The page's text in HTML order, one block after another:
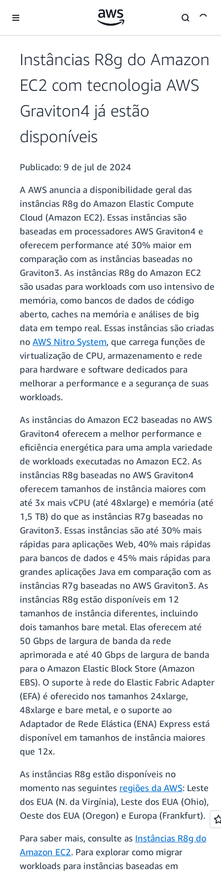
Pular para o conteúdo principal
Instâncias R8g do Amazon
EC2 com tecnologia AWS
Graviton4 já estão
disponíveis
Publicado: 9 de jul de 2024
A AWS anuncia a disponibilidade geral das
instâncias R8g do Amazon Elastic Compute
Cloud (Amazon EC2). Essas instâncias são
baseadas em processadores AWS Graviton4 e
oferecem performance até 30% maior em
comparação com as instâncias baseadas no
Graviton3. As instâncias R8g do Amazon EC2
são usadas para workloads com uso intensivo de
memória, como bancos de dados de código
aberto, caches na memória e análises de big
data em tempo real. Essas instâncias são criadas
no AWS Nitro System, que carrega funções de
virtualização de CPU, armazenamento e rede
para hardware e software dedicados para
melhorar a performance e a segurança de suas
workloads.
As instâncias do Amazon EC2 baseadas no AWS
Graviton4 oferecem a melhor performance e
eficiência energética para uma ampla variedade
de workloads executadas no Amazon EC2. As
instâncias R8g baseadas no AWS Graviton4
oferecem tamanhos de instância maiores com
até 3x mais vCPU (até 48xlarge) e memória (até
1,5 TB) do que as instâncias R7g baseadas no
Graviton3. Essas instâncias são até 30% mais
rápidas para aplicações Web, 40% mais rápidas
para bancos de dados e 45% mais rápidas para
grandes aplicações Java em comparação com as
instâncias R7g baseadas no AWS Graviton3. As
instâncias R8g estão disponíveis em 12
tamanhos de instância diferentes, incluindo
dois tamanhos bare metal. Elas oferecem até
50 Gbps de largura de banda da rede
aprimorada e até 40 Gbps de largura de banda
para o Amazon Elastic Block Store (Amazon
EBS). O suporte à rede do Elastic Fabric Adapter
(EFA) é oferecido nos tamanhos 24xlarge,
48xlarge e bare metal, e o suporte ao
Adaptador de Rede Elástica (ENA) Express está
disponível em tamanhos de instância maiores
que 12x.
As instâncias R8g estão disponíveis no
momento nas seguintes regiões da AWS: Leste
dos EUA (N. da Virgínia), Leste dos EUA (Ohio),
Oeste dos EUA (Oregon) e Europa (Frankfurt).
Para saber mais, consulte as Instâncias R8g do
Amazon EC2. Para explorar como migrar
workloads para instâncias baseadas em